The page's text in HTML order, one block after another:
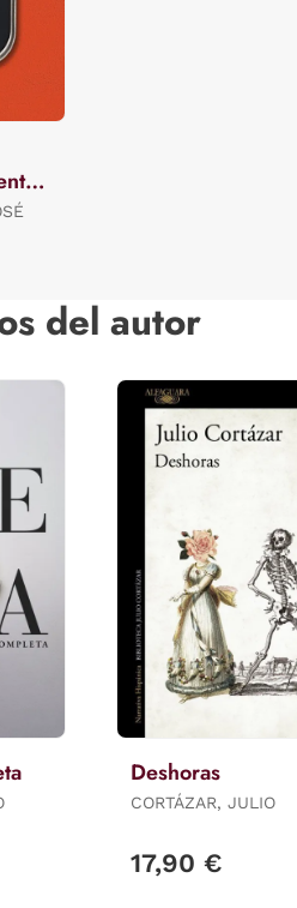
del autor
Deshoras
CORTÁZAR, JULIO
17,90 €